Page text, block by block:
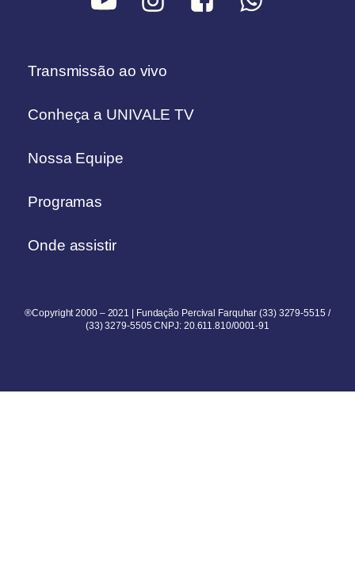
Transmissão ao vivo
Conheça a UNIVALE TV
Nossa Equipe
Programas
Onde assistir
®Copyright 2000 – 2021 | Fundação Percival Farquhar (33) 3279-5515 /
(33) 3279-5505 CNPJ: 20.611.810/0001-91